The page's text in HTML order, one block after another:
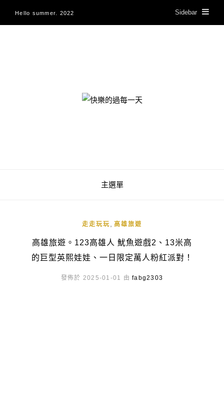
Hello summer. 2022 Sidebar
快樂的過每一天
主選單
走走玩玩 高雄旅遊
高雄旅遊。123高雄人 魷魚遊戲2、13米高
的巨型英熙娃娃、一日限定萬人粉紅派對！
發佈於 2025-01-01 由fabg2303